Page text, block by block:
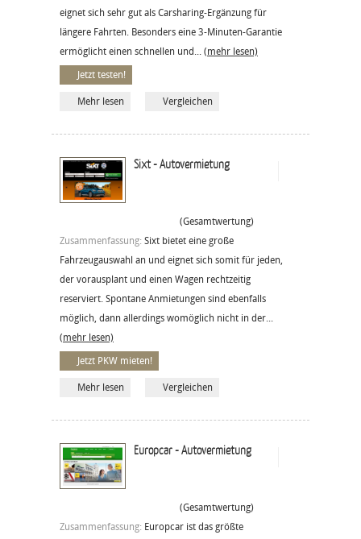
eignet sich sehr gut als Carsharing-Ergänzung für
längere Fahrten. Besonders eine 3-Minuten-Garantie
ermöglicht einen schnellen und... (mehr lesen)
Jetzt testen!
Mehr lesen Vergleichen
Sixt - Autovermietung
(Gesamtwertung)
Zusammenfassung: Sixt bietet eine große
Fahrzeugauswahl an und eignet sich somit für jeden,
der vorausplant und einen Wagen rechtzeitig
reserviert. Spontane Anmietungen sind ebenfalls
möglich, dann allerdings womöglich nicht in der...
(mehr lesen)
Jetzt PKW mieten!
Mehr lesen Vergleichen
Europcar - Autovermietung
(Gesamtwertung)
Zusammenfassung: Europcar ist das größte